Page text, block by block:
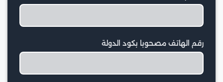
رقم الهاتف مصحوبا بكود الدولة